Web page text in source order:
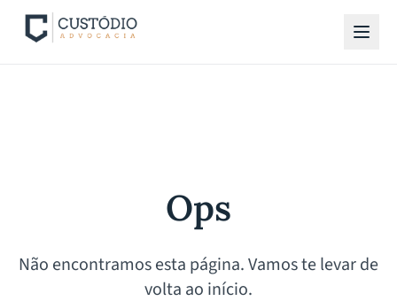
Ops
Não encontramos esta página. Vamos te levar de
volta ao início.